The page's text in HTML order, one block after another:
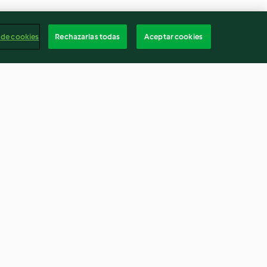
cookies Rechazarlas todas Aceptar cookies